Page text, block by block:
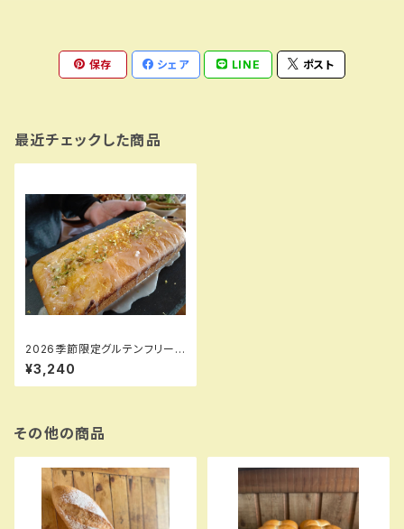
保存 シェア LINE ポスト
最近チェックした商品
2026季節限定グルテンフリーレ
モンケーキ
¥3,240
その他の商品